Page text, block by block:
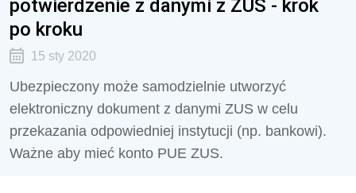
potwierdzenie z danymi z ZUS - krok
po kroku
15 sty 2020
Ubezpieczony może samodzielnie utworzyć
elektroniczny dokument z danymi ZUS w celu
przekazania odpowiedniej instytucji (np. bankowi).
Ważne aby mieć konto PUE ZUS.